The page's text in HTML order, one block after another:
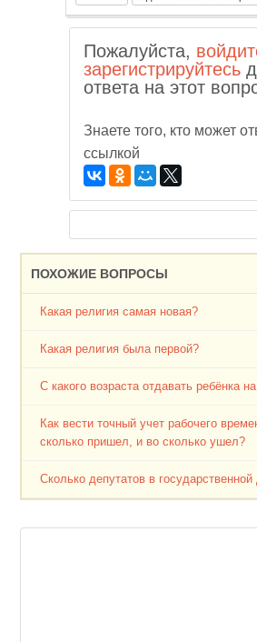
Пожалуйста,
зарегистрируйтесь
ответа на этот
Знаете того, кто может
ссылкой
ПОХОЖИЕ ВОПРОСЫ
Какая религия самая новая?
Какая религия была первой?
С какого возраста отдавать ребёнка
Как вести точный учет рабочего
сколько пришел, и во сколько ушел?
Сколько депутатов в